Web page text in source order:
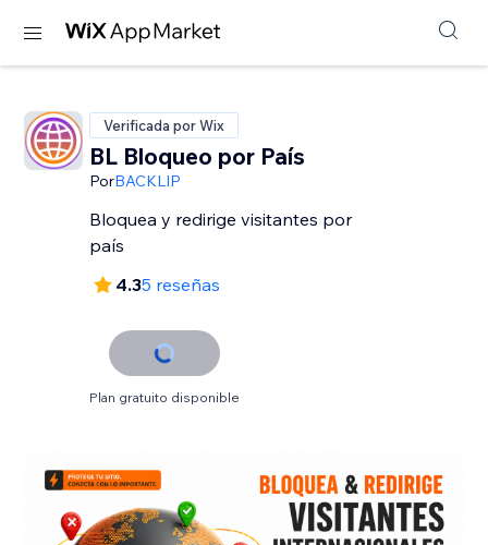
Verificada por Wix
BL Bloqueo por País
PorBACKLIP
Bloquea y redirige visitantes por
país
4.35 reseñas
Plan gratuito disponible